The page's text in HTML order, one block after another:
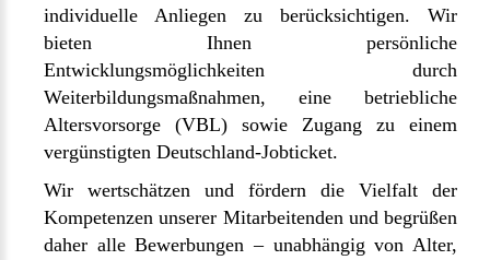
individuelle Anliegen zu berücksichtigen. Wir
bieten Ihnen persönliche
Entwicklungsmöglichkeiten durch
Weiterbildungsmaßnahmen, eine betriebliche
Altersvorsorge (VBL) sowie Zugang zu einem
vergünstigten Deutschland-Jobticket.
Wir wertschätzen und fördern die Vielfalt der
Kompetenzen unserer Mitarbeitenden und begrüßen
daher alle Bewerbungen – unabhängig von Alter,